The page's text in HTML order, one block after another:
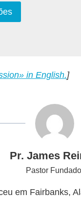
in English.]
Pr. James
Pastor
em Fairbanks,